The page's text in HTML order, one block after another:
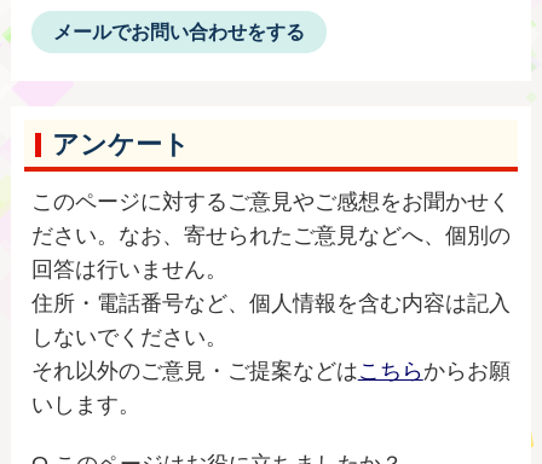
メールでお問い合わせをする
アンケート
このページに対するご意見やご感想をお聞かせく
ださい。なお、寄せられたご意見などへ、個別の
回答は行いません。
住所・電話番号など、個人情報を含む内容は記入
しないでください。
それ以外のご意見・ご提案などはこちらからお願
いします。